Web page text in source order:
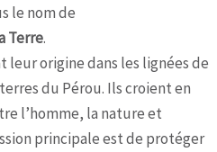
le nom de
Terre.
leur origine dans les lignées de
du Pérou. Ils croient en
l’homme, la nature et
principale est de protéger